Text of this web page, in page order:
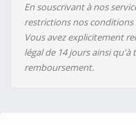
En souscrivant à nos
restrictions nos
Vous avez explicitement
légal de 14 jours ainsi
remboursement.